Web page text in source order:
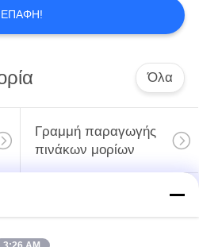
8
ΕΠΑΦΉ!
Όλα
Γραμμή παραγωγής
πινάκων μορίων
εφαρμοσμένης